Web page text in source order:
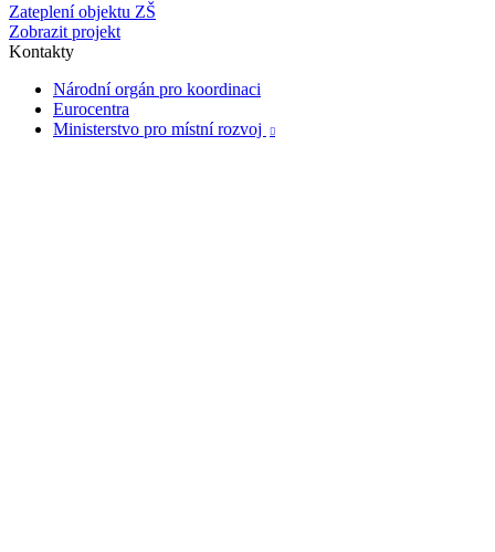
Zateplení objektu ZŠ
Zobrazit projekt
Kontakty
Národní orgán pro koordinaci
Eurocentra
Ministerstvo pro místní rozvoj
